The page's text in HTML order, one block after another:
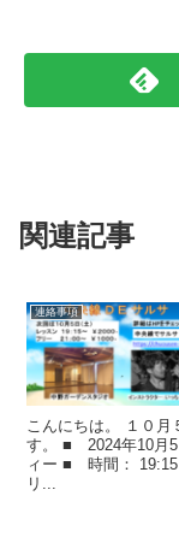
関連記事
連絡事項
こんにちは。 １０月
す。 ■ 2024年10月5
ィー ■ 時間：
リ...